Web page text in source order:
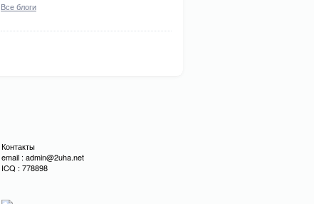
Все блоги
Контакты
email : admin@2uha.net
ICQ : 778898